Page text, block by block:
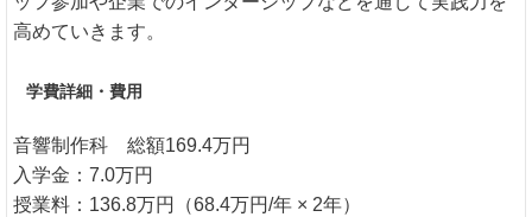
高めていきます。
学費詳細・費用
音響制作科 総額169.4万円
入学金：7.0万円
授業料：136.8万円（68.4万円/年 × 2年）